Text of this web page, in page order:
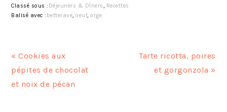
Classé sous : Déjeuners & Dîners, Recettes
Balisé avec : betterave,oeuf,orge
A
r
t
« Cookies aux
pépites de chocolat
et noix de pécan
A
Tarte ricotta, poires
et gorgonzola »